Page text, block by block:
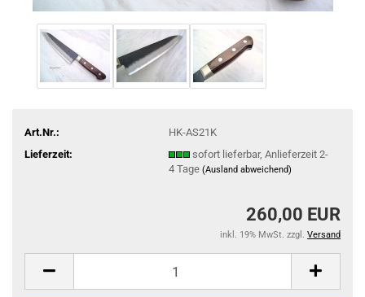
Art.Nr.:
HK-AS21K
Lieferzeit:
sofort lieferbar, Anlieferzeit 2-
4 Tage (Ausland abweichend)
260,00 EUR
inkl. 19% MwSt. zzgl. Versand